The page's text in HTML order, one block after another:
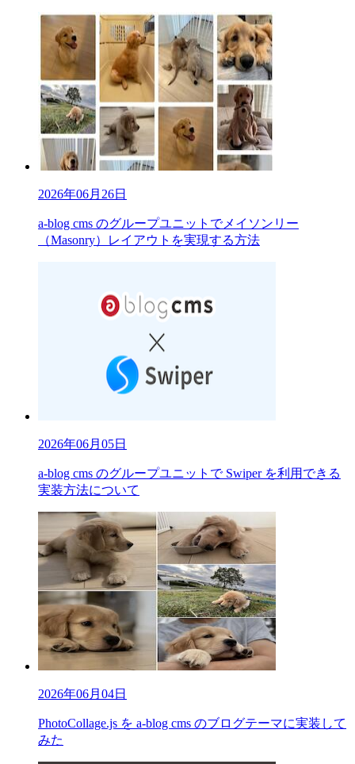
2026年06月26日
a-blog cms のグループユニットでメイソンリー
（Masonry）レイアウトを実現する方法
2026年06月05日
a-blog cms のグループユニットで Swiper を利用できる
実装方法について
2026年06月04日
PhotoCollage.js を a-blog cms のブログテーマに実装して
みた